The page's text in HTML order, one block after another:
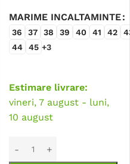
MARIME INCALTAMINTE
36 37 38 39 40 41 42
44
45 +3
Estimare livrare:
vineri, 7 august - luni,
10 august